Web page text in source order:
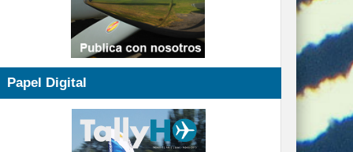
Papel Digital